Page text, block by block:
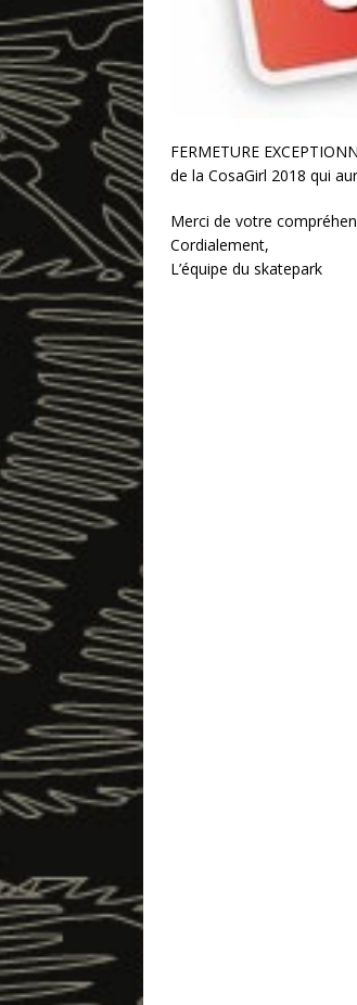
FERMETURE
de la CosaGirl 2018 qui
Merci de votre
Cordialement,
L’équipe du skatepark